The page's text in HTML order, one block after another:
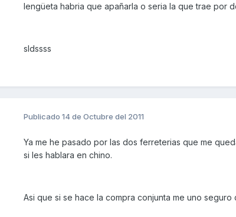
lengüeta habria que apañarla o seria la que trae por
sldssss
Publicado 14 de Octubre del 2011
Ya me he pasado por las dos ferreterias que me
si les hablara en chino.
Asi que si se hace la compra conjunta me uno